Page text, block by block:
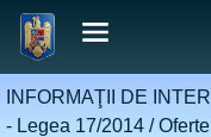
INFORMAŢII DE
- Legea 17/2014/